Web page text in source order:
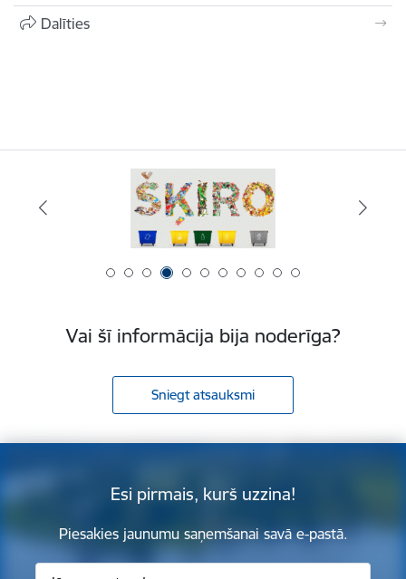
Dalīties
Vai šī informācija bija noderīga?
Sniegt atsauksmi
Esi pirmais, kurš uzzina!
Piesakies jaunumu saņemšanai savā e-pastā.